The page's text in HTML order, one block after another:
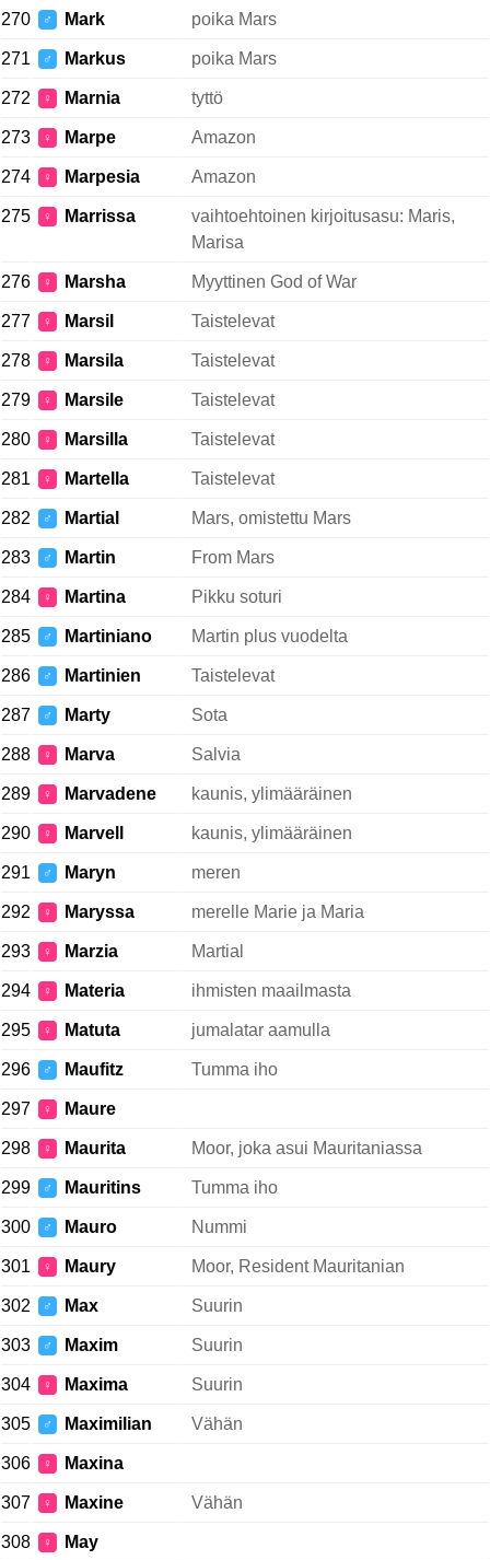
270 ♂ Mark poika Mars
271 ♂ Markus poika Mars
272 ♀ Marnia tyttö
273 ♀ Marpe Amazon
274 ♀ Marpesia Amazon
275 ♀ Marrissa
vaihtoehtoinen kirjoitusasu: Maris,
Marisa
276 ♀ Marsha Myyttinen God of War
277 ♀ Marsil Taistelevat
278 ♀ Marsila Taistelevat
279 ♀ Marsile Taistelevat
280 ♀ Marsilla Taistelevat
281 ♀ Martella Taistelevat
282 ♂ Martial Mars, omistettu Mars
283 ♂ Martin From Mars
284 ♀ Martina Pikku soturi
285 ♂ Martiniano Martin plus vuodelta
286 ♂ Martinien Taistelevat
287 ♂ Marty Sota
288 ♀ Marva Salvia
289 ♀ Marvadene kaunis, ylimääräinen
290 ♀ Marvell kaunis, ylimääräinen
291 ♂ Maryn meren
292 ♀ Maryssa merelle Marie ja Maria
293 ♀ Marzia Martial
294 ♀ Materia ihmisten maailmasta
295 ♀ Matuta jumalatar aamulla
296 ♂ Maufitz Tumma iho
297 ♀ Maure
298 ♀ Maurita Moor, joka asui Mauritaniassa
299 ♂ Mauritins Tumma iho
300 ♂ Mauro Nummi
301 ♀ Maury Moor, Resident Mauritanian
302 ♂ Max Suurin
303 ♂ Maxim Suurin
304 ♀ Maxima Suurin
305 ♂ Maximilian Vähän
306 ♀ Maxina
307 ♀ Maxine Vähän
308 ♀ May